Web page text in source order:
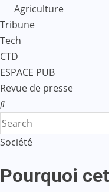
Agriculture
Tribune
Tech
CTD
ESPACE PUB
Revue de presse
Société
Pourquoi